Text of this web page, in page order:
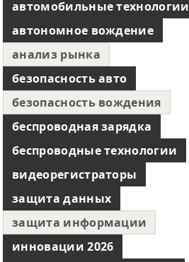
автомобильные технологии
автономное вождение
анализ рынка
безопасность авто
безопасность вождения
беспроводная зарядка
беспроводные технологии
видеорегистраторы
защита данных
защита информации
инновации 2026